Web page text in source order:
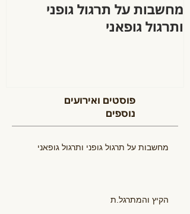
מחשבות על תרגול גופני
ותרגול גופאני
פוסטים ואירועים
נוספים
מחשבות על תרגול גופני ותרגול גופאני
הקיץ והמתרגל.ת